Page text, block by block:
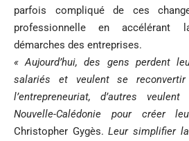
parfois compliqué de ces
professionnelle en accélérant
démarches des entreprises.
« Aujourd’hui, des gens perdent
salariés et veulent se
l’entrepreneuriat, d’autres
Nouvelle-Calédonie pour créer
Christopher Gygès.Leur simplifier